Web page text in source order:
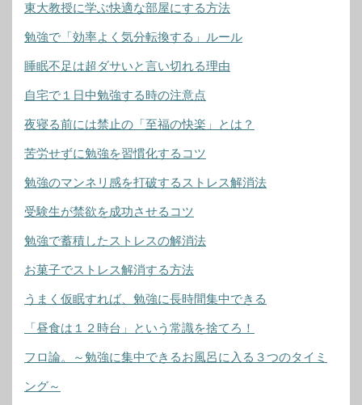
東大教授に学ぶ快適な部屋にする方法
勉強で「効率よく気分転換する」ルール
睡眠不足は超ダサいと言い切れる理由
自宅で１日中勉強する時の注意点
夜寝る前には禁止の「至福の快楽」とは？
苦労せずに勉強を習慣化するコツ
勉強のマンネリ感を打破するストレス解消法
受験生が禁欲を成功させるコツ
勉強で蓄積したストレスの解消法
お菓子でストレス解消する方法
うまく仮眠すれば、勉強に長時間集中できる
「昼食は１２時台」という常識を捨てろ！
フロ論。～勉強に集中できるお風呂に入る３つのタイミ
ング～